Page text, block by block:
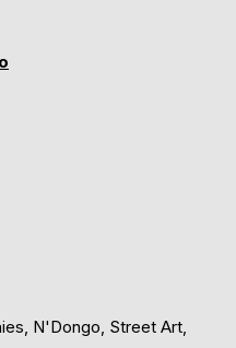
N'Dongo, Street Art,